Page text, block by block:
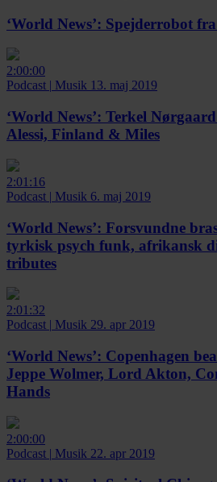
‘World News’: Spejderrobot
2:00:00
Podcast | Musik 13. maj 2019
‘World News’: Terkel
Alessi, Finland & Miles
2:01:16
Podcast | Musik 6. maj 2019
‘World News’: Forsvundne
tyrkisk psych funk, afrikansk
tributes
2:01:32
Podcast | Musik 29. apr 2019
‘World News’: Copenhagen
Jeppe Wolmer, Lord Akton,
Hands
2:00:00
Podcast | Musik 22. apr 2019